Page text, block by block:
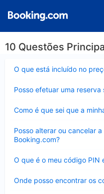
10 Questões
O que está incluído no
fechado
Posso efetuar uma
fechado
Como é que sei que a
fechado
Posso alterar ou cancelar
Booking.com?
fechado
O que é o meu código PIN
fechado
Onde posso encontrar os
fechado